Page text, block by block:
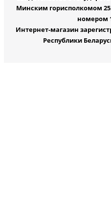
Минским горисполкомом
номером
Интернет-магазин
Республики